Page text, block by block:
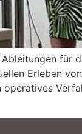
für
Erleben
operatives